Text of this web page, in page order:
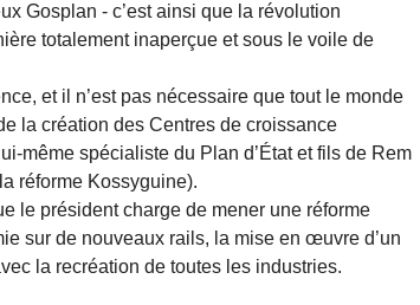
Gosplan - c’est ainsi que la révolution
totalement inaperçue et sous le voile de
et il n’est pas nécessaire que tout le monde
la création des Centres de croissance
même spécialiste du Plan d’État et fils de Rem
réforme Kossyguine).
le président charge de mener une réforme
sur de nouveaux rails, la mise en œuvre d’un
la recréation de toutes les industries.